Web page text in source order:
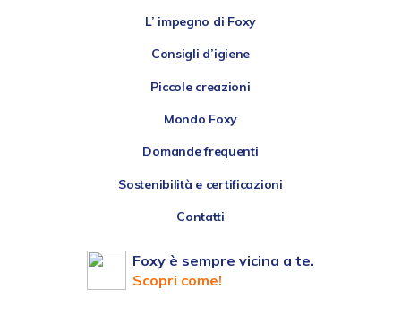
L’ impegno di Foxy
Consigli d’igiene
Piccole creazioni
Mondo Foxy
Domande frequenti
Sostenibilità e certificazioni
Contatti
Foxy è sempre vicina a te.
Scopri come!